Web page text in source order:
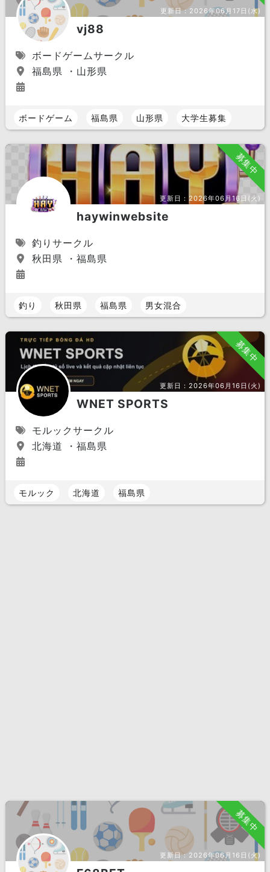
更新日： 2026年06月17日(水)
vj88
ボードゲームサークル
福島県 ・山形県
ボードゲーム 福島県 山形県 大学生募集
募集中
更新日： 2026年06月16日(火)
haywinwebsite
釣りサークル
秋田県 ・福島県
釣り 秋田県 福島県 男女混合
募集中
更新日：2026年06月16日(火)
WNET SPORTS
モルックサークル
北海道 ・福島県
モルック 北海道 福島県
募集中
更新日： 2026年06月16日(火)